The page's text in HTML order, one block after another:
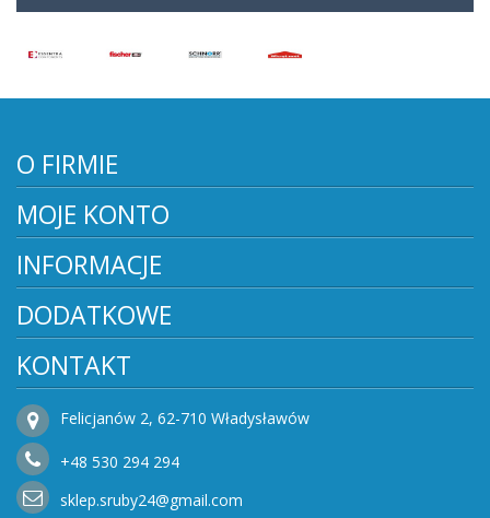
O FIRMIE
MOJE KONTO
INFORMACJE
DODATKOWE
KONTAKT
Felicjanów 2, 62-710 Władysławów
+48 530 294 294
sklep.sruby24@gmail.com